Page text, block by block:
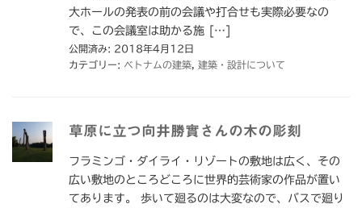
大ホールの発表の前の会議や打合せも実際必要なの
で、この会議室は助かる施 […]
公開済み: 2018年4月12日
カテゴリー: ベトナムの建築 建築・設計について
草原に立つ向井勝實さんの木の彫刻
フラミンゴ・ダイライ・リゾートの敷地は広く、その
広い敷地のところどころに世界的芸術家の作品が置い
てあります。 歩いて廻るのは大変なので、バスで廻り